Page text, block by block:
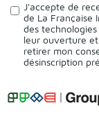
J'accepte de
de La Française
des
leur ouverture
retirer mon
désinscription